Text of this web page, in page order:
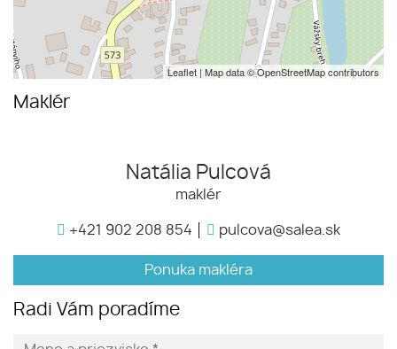
Leaflet | Map data ©OpenStreetMapcontributors
Maklér
Natália Pulcová
maklér
+421 902 208 854 pulcova@salea.sk
Ponuka makléra
Radi Vám poradíme